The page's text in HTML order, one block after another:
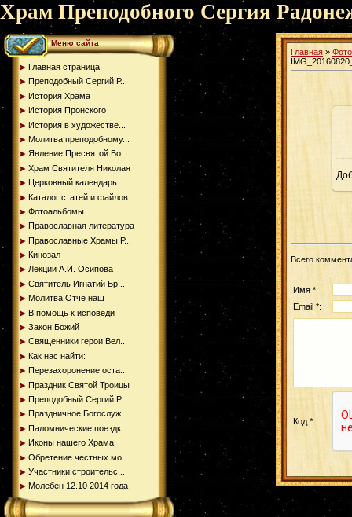
Храм Преподобного Сергия
Меню сайта
Главная страница
Преподобный Сергий Р...
История Храма
История Пронского
История в художестве...
Молитва преподобному...
Явление Пресвятой Бо...
Храм Святителя Николая
Церковный календарь ...
Каталог статей и файлов
Фотоальбомы
Православная литература
Православные Храмы Р...
Кинозал
Лекции А.И. Осипова
Святитель Игнатий Бр...
Молитва Отче наш
В помощь к исповеди
Закон Божий
Священники герои Вел...
Как нас найти:
Перезахоронение оста...
Праздник Святой Троицы
Преподобный Сергий Р...
Праздничное Богослуж...
Паломнические поездк...
Иконы нашего Храма
Обретение честных мо...
Участники строительс...
Молебен 12.10 2014 года
Главная »
Всего
Имя *:
Email *:
Код *: